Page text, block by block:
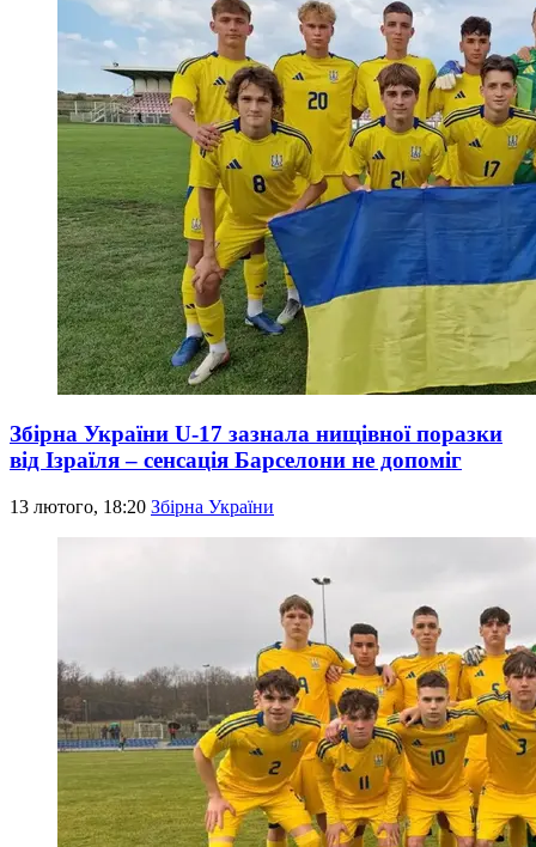
Збірна України U-17 зазнала нищівної поразки
від Ізраїля – сенсація Барселони не допоміг
13 лютого, 18:20 Збірна України